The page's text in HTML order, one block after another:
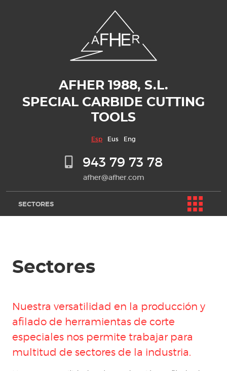
AFHER 1988, S.L.
SPECIAL CARBIDE CUTTING
TOOLS
Esp Eus Eng
943 79 73 78
afher@afher.com
SECTORES
Sectores
Nuestra versatilidad en la producción y
afilado de herramientas de corte
especiales nos permite trabajar para
multitud de sectores de la industria.